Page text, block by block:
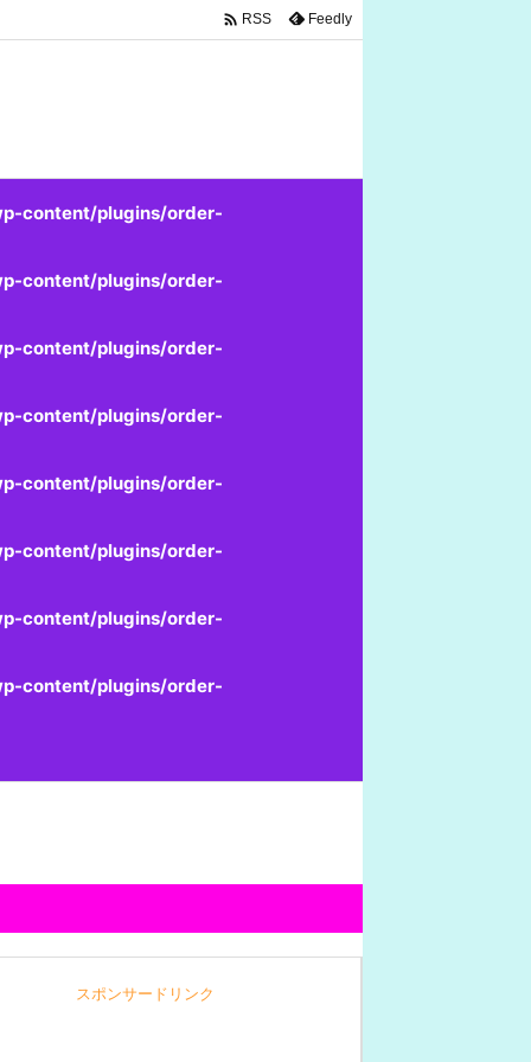
content/plugins/order-
content/plugins/order-
content/plugins/order-
content/plugins/order-
content/plugins/order-
content/plugins/order-
content/plugins/order-
content/plugins/order-
 RSS Feedly
スポンサードリンク